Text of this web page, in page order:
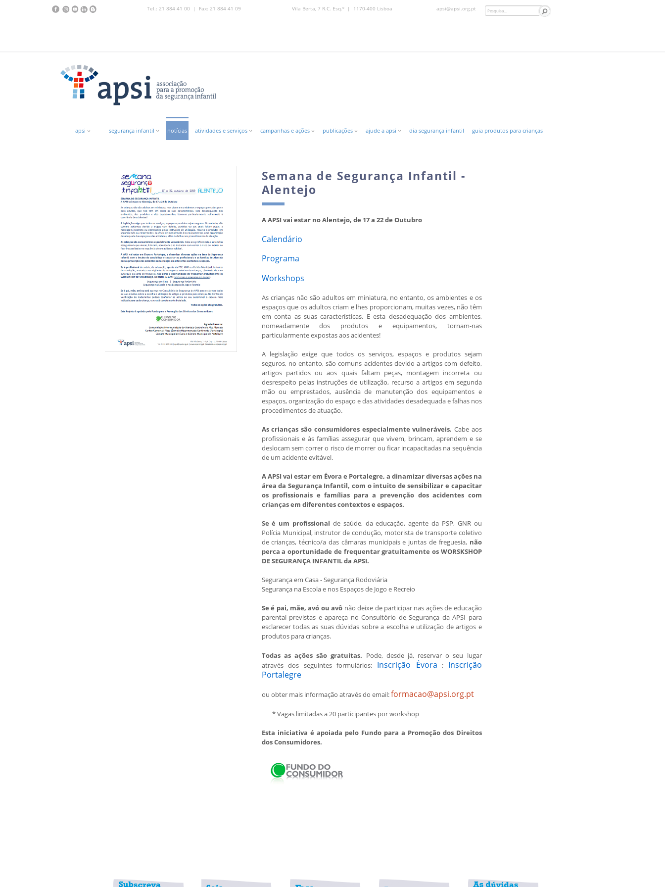
Tel.: 21 884 41 00 | Fax: 21 884 41 09 Vila Berta, 7 R.C. Esq.º | 1170-400 Lisboa apsi@apsi.org.pt
apsi segurança infantil notícias atividades e serviços campanhas e ações publicações ajude a apsi dia segurança infantil guia produtos para crianças
Semana de Segurança Infantil -
Alentejo
A APSI vai estar no Alentejo, de 17 a 22 de Outubro
Calendário
Programa
Workshops
As crianças não são adultos em miniatura, no entanto, os ambientes e os
espaços que os adultos criam e lhes proporcionam, muitas vezes, não têm
em conta as suas características. E esta desadequação dos ambientes,
nomeadamente dos produtos e equipamentos, tornam-nas
particularmente expostas aos acidentes!
A legislação exige que todos os serviços, espaços e produtos sejam
seguros, no entanto, são comuns acidentes devido a artigos com defeito,
artigos partidos ou aos quais faltam peças, montagem incorreta ou
desrespeito pelas instruções de utilização, recurso a artigos em segunda
mão ou emprestados, ausência de manutenção dos equipamentos e
espaços, organização do espaço e das atividades desadequada e falhas nos
procedimentos de atuação.
As crianças são consumidores especialmente vulneráveis. Cabe aos
profissionais e às famílias assegurar que vivem, brincam, aprendem e se
deslocam sem correr o risco de morrer ou ficar incapacitadas na sequência
de um acidente evitável.
A APSI vai estar em Évora e Portalegre, a dinamizar diversas ações na
área da Segurança Infantil, com o intuito de sensibilizar e capacitar
os profissionais e famílias para a prevenção dos acidentes com
crianças em diferentes contextos e espaços.
Se é um profissional de saúde, da educação, agente da PSP, GNR ou
Polícia Municipal, instrutor de condução, motorista de transporte coletivo
de crianças, técnico/a das câmaras municipais e juntas de freguesia, não
perca a oportunidade de frequentar gratuitamente os WORSKSHOP
DE SEGURANÇA INFANTIL da APSI.
Segurança em Casa - Segurança Rodoviária
Segurança na Escola e nos Espaços de Jogo e Recreio
Se é pai, mãe, avó ou avô não deixe de participar nas ações de educação
parental previstas e apareça no Consultório de Segurança da APSI para
esclarecer todas as suas dúvidas sobre a escolha e utilização de artigos e
produtos para crianças.
Todas as ações são gratuitas. Pode, desde já, reservar o seu lugar
através dos seguintes formulários: Inscrição Évora ; Inscrição
Portalegre
ou obter mais informação através do email:formacao@apsi.org.pt
* Vagas limitadas a 20 participantes por workshop
Esta iniciativa é apoiada pelo Fundo para a Promoção dos Direitos
dos Consumidores.